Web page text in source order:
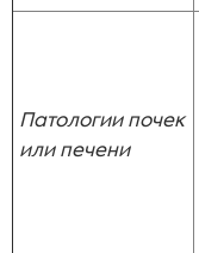
Патологии почек
или печени